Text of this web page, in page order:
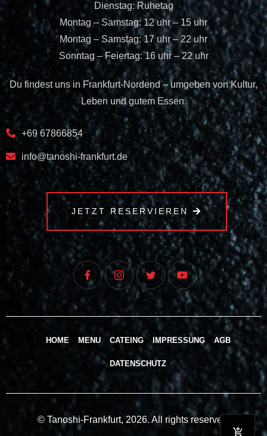
Dienstag: Ruhetag
Montag – Samstag: 12 uhr – 15 uhr
Montag – Samstag: 17 uhr – 22 uhr
Sonntag – Feiertag: 16 uhr – 22 uhr
Du findest uns in Frankfurt-Nordend – umgeben von Kultur,
Leben und gutem Essen.
+69 67866854
info@tanoshi-frankfurt.de
JETZT RESERVIEREN
HOME MENU CATEING IMPRESSUNG AGB
DATENSCHUTZ
© Tanoshi-Frankfurt, 2026. All rights reserved.